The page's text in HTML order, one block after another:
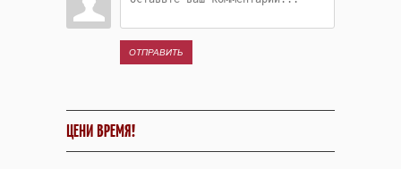
ОТПРАВИТЬ
ЦЕНИ ВРЕМЯ!